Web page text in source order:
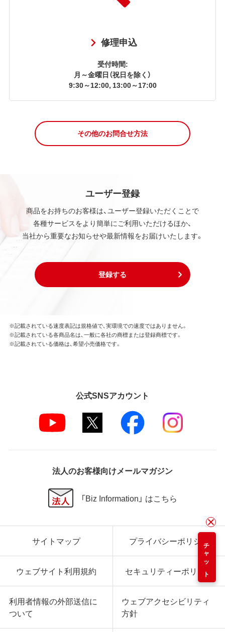
修理申込
受付時間:
月～金曜日（祝日を除く）
9:30～12:00, 13:00～17:00
その他のお問合せ方法
ユーザー登録
商品をお持ちのお客様は、ユーザー登録いただくことで
各種サービスをより簡単にご利用いただけるほか、
当社から重要なお知らせや最新情報をお届けいたします。
登録する
チャット
※記載されている速度表記は規格値で、実環境での速度ではありません。
※記載されている各商品名は、一般に各社の商標または登録商標です。
※記載されている価格は、希望小売価格です。
公式SNSアカウント
法人のお客様向けメールマガジン
「Biz Information」 はこちら
サイトマップ プライバシーポリシー
ウェブサイト利用規約 セキュリティーポリシー
利用者情報の外部送信に
ついて
ウェブアクセシビリティ
方針